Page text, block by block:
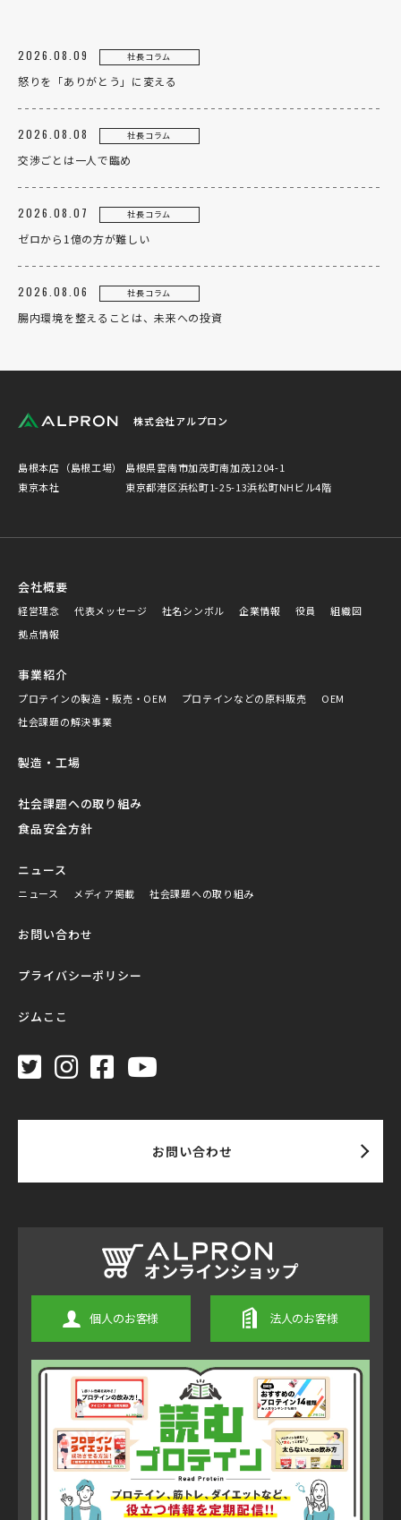
2026.08.09 社長コラム
怒りを「ありがとう」に変える
2026.08.08 社長コラム
交渉ごとは一人で臨め
2026.08.07 社長コラム
ゼロから1億の方が難しい
2026.08.06 社長コラム
腸内環境を整えることは、未来への投資
株式会社アルプロン
島根本店（島根工場）
島根県雲南市加茂町南加茂1204-1
東京本社
東京都港区浜松町1-25-13浜松町NHビル4階
会社概要
経営理念 代表メッセージ 社名シンボル 企業情報 役員
組織図
拠点情報
事業紹介
プロテインの製造・販売・OEM プロテインなどの原料販売
OEM
社会課題の解決事業
製造・工場
社会課題への取り組み
食品安全方針
ニュース
ニュース メディア掲載 社会課題への取り組み
お問い合わせ
プライバシーポリシー
ジムここ
お問い合わせ
個人のお客様 法人のお客様